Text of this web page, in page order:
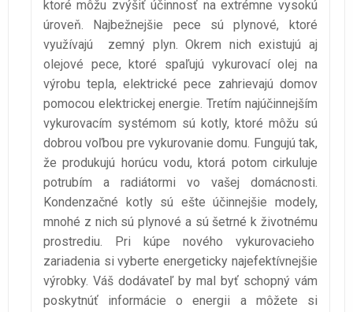
ktoré môžu zvýšiť účinnosť na extrémne vysokú
úroveň. Najbežnejšie pece sú plynové, ktoré
využívajú zemný plyn. Okrem nich existujú aj
olejové pece, ktoré spaľujú vykurovací olej na
výrobu tepla, elektrické pece zahrievajú domov
pomocou elektrickej energie.Tretím najúčinnejším
vykurovacím systémom sú kotly, ktoré môžu sú
dobrou voľbou pre vykurovanie domu. Fungujú tak,
že produkujú horúcu vodu, ktorá potom cirkuluje
potrubím a radiátormi vo vašej domácnosti.
Kondenzačné kotly sú ešte účinnejšie modely,
mnohé z nich sú plynové a sú šetrné k životnému
prostrediu. Pri kúpe nového vykurovacieho
zariadenia si vyberte energeticky najefektívnejšie
výrobky. Váš dodávateľ by mal byť schopný vám
poskytnúť informácie o energii a môžete si